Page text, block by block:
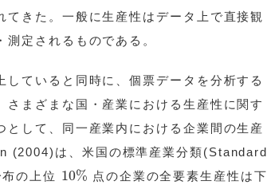
きた。一般に生産性はデータ上で直接観
定されるものである。
ていると同時に、個票データを分析する
まざまな国・産業における生産性に関す
して、同一産業内における企業間の生産
(2004)は、米国の標準産業分類(Standard
の上位 10%
10% 点の企業の全要素生産性は下